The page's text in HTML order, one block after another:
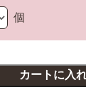
個
カートに入